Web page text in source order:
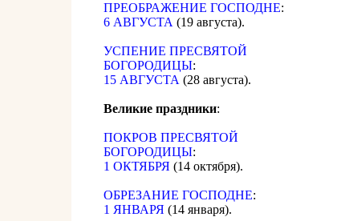
ПРЕОБРАЖЕНИЕ ГОСПОДНЕ:
6 АВГУСТА (19 августа).
УСПЕНИЕ ПРЕСВЯТОЙ
БОГОРОДИЦЫ:
15 АВГУСТА (28 августа).
Великие праздники:
ПОКРОВ ПРЕСВЯТОЙ
БОГОРОДИЦЫ:
1 ОКТЯБРЯ (14 октября).
ОБРЕЗАНИЕ ГОСПОДНЕ:
1 ЯНВАРЯ (14 января).